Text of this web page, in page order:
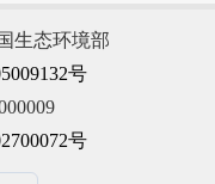
生态环境部
号
号